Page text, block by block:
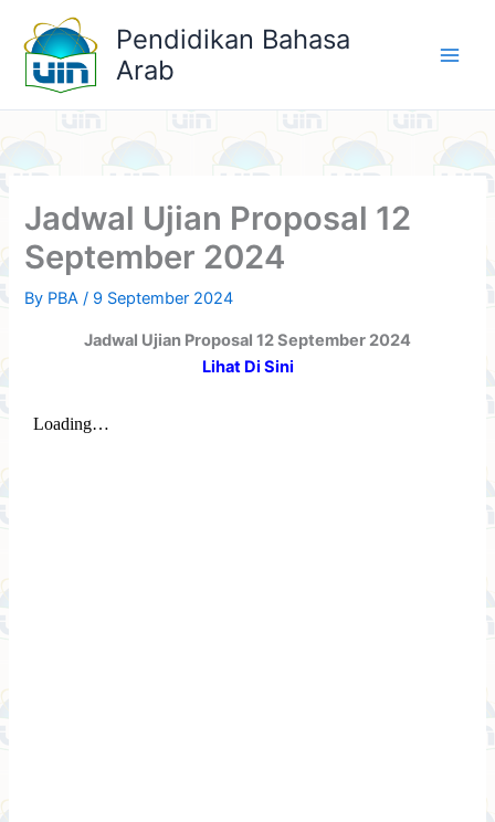
content
Pendidikan Bahasa
Arab
Jadwal Ujian Proposal 12
September 2024
By PBA/ 9 September 2024
Jadwal Ujian Proposal 12 September 2024
Lihat Di Sini